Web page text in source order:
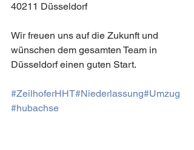
40211 Düsseldorf
Wir freuen uns auf die Zukunft und
wünschen dem gesamten Team in
Düsseldorf einen guten Start.
#ZeilhoferHHT#Niederlassung#Umzug
#hubachse